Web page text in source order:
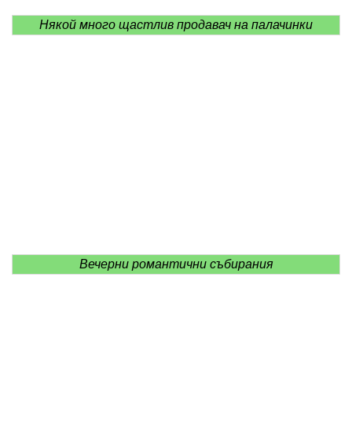
Някой много щастлив продавач на палачинки
Вечерни романтични събирания